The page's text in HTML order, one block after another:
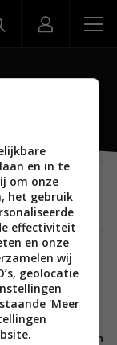
en Playbar
speaker
Software en
en in te
om onze
het gebruik
effectiviteit
en onze
wij
geolocatie
'Meer